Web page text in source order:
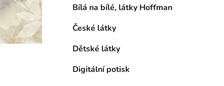
Bílá na bílé, látky Hoffman
České látky
Dětské látky
Digitální potisk